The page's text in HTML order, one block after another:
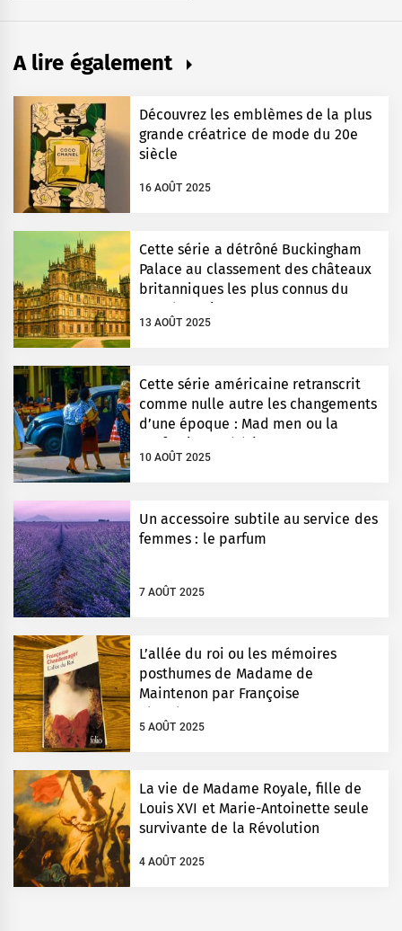
A lire également
Découvrez les emblèmes de la plus
grande créatrice de mode du 20e
siècle
16 AOÛT 2025
Cette série a détrôné Buckingham
Palace au classement des châteaux
britanniques les plus connus du
13 AOÛT 2025
Cette série américaine retranscrit
comme nulle autre les changements
d’une époque : Mad men ou la
10 AOÛT 2025
Un accessoire subtile au service des
femmes : le parfum
7 AOÛT 2025
L’allée du roi ou les mémoires
posthumes de Madame de
Maintenon par Françoise
5 AOÛT 2025
La vie de Madame Royale, fille de
Louis XVI et Marie-Antoinette seule
survivante de la Révolution
4 AOÛT 2025